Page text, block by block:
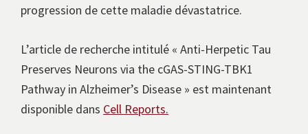
progression de cette maladie dévastatrice.
L’article de recherche intitulé « Anti-Herpetic Tau
Preserves Neurons via the cGAS-STING-TBK1
Pathway in Alzheimer’s Disease » est maintenant
disponible dans Cell Reports.